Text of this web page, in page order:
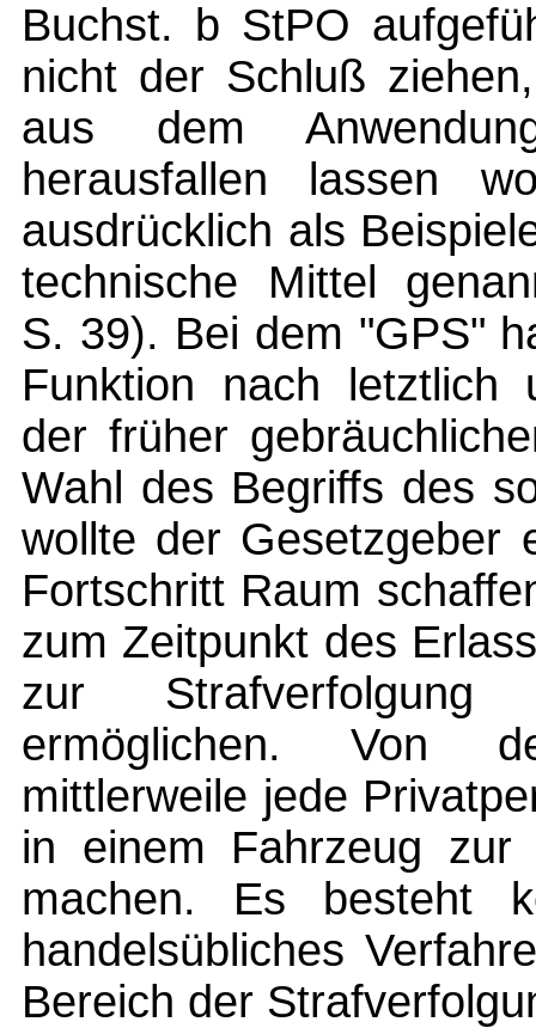
Buchst. b StPO
nicht der Schluß
aus dem
herausfallen lassen
ausdrücklich als
technische Mittel
S. 39). Bei dem "GPS"
Funktion nach letztlich
der früher
Wahl des Begriffs des
wollte der Gesetzgeber
Fortschritt Raum
zum Zeitpunkt des
zur Strafverfolgung
ermöglichen. Von
mittlerweile jede
in einem Fahrzeug zur
machen. Es besteht
handelsübliches
Bereich der